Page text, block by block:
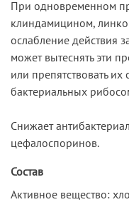
При одновременном
клиндамицином,
ослабление действия
может вытеснять эти
или препятствовать
бактериальных
Снижает
цефалоспоринов.
Состав
Активное вещество: